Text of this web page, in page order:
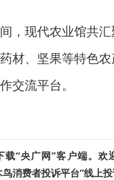
，现代农业馆共
材、坚果等特色
交流平台。
“央广网”客户端。
消费者投诉平台”线上